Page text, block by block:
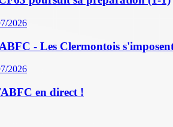
2026
- Les Clermontois
2026
en direct !